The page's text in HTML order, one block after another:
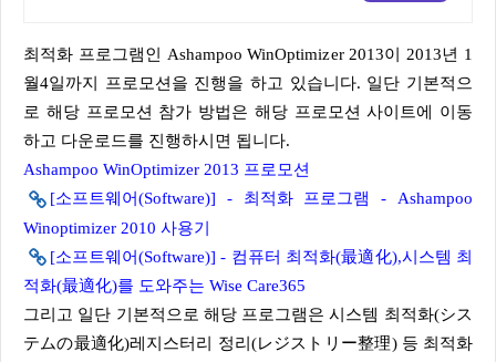
상담을 바로 진행하세요
최적화 프로그램인 Ashampoo WinOptimizer 2013이 2013년 1
월4일까지 프로모션을 진행을 하고 있습니다. 일단 기본적으
로 해당 프로모션 참가 방법은 해당 프로모션 사이트에 이동
하고 다운로드를 진행하시면 됩니다.
Ashampoo WinOptimizer 2013 프로모션
[소프트웨어(Software)] - 최적화 프로그램 - Ashampoo
Winoptimizer 2010 사용기
[소프트웨어(Software)] - 컴퓨터 최적화(最適化),시스템 최
적화(最適化)를 도와주는 Wise Care365
그리고 일단 기본적으로 해당 프로그램은 시스템 최적화(シス
テムの最適化)레지스터리 정리(レジストリー整理) 등 최적화